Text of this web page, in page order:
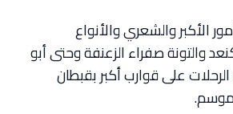
الأكبر والشعري والأنواع
والتونة صفراء الزعنفة وحتى أبو
على قوارب أكبر بقبطان